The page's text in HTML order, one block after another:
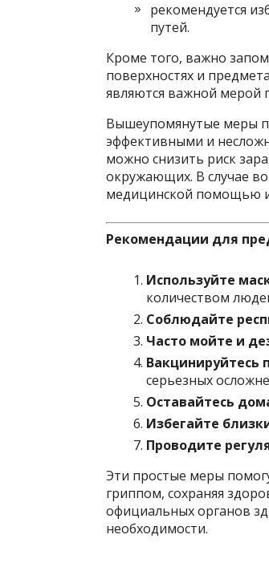
рекомендуется
путей.
Кроме того, важно
поверхностях и
являются важной мерой
Вышеупомянутые меры
эффективными и
можно снизить риск
окружающих. В случае
медицинской помощью
Рекомендации для
Используйте
количеством
Соблюдайте
Часто мойте и
Вакцинируйтесь
серьезных
Оставайтесь
Избегайте
Проводите
Эти простые меры
гриппом, сохраняя
официальных органов
необходимости.